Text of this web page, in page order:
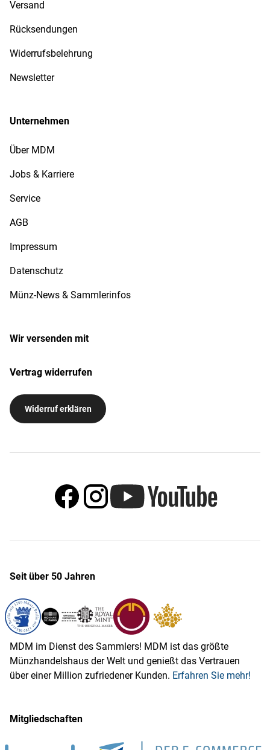
Versand
Rücksendungen
Widerrufsbelehrung
Newsletter
Unternehmen
Über MDM
Jobs & Karriere
Service
AGB
Impressum
Datenschutz
Münz-News & Sammlerinfos
Wir versenden mit
Vertrag widerrufen
Widerruf erklären
Seit über 50 Jahren
MDM im Dienst des Sammlers! MDM ist das größte
Münzhandelshaus der Welt und genießt das Vertrauen
über einer Million zufriedener Kunden. Erfahren Sie mehr!
Mitgliedschaften